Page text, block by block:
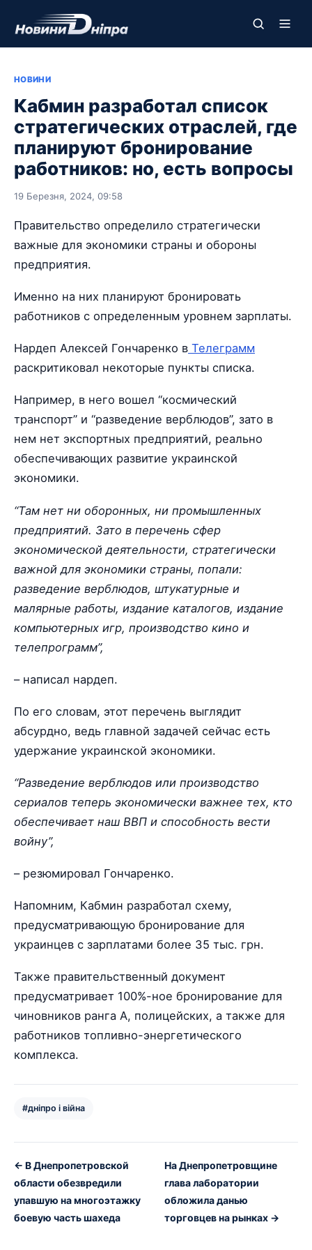
НОВИНИ
Кабмин разработал список
стратегических отраслей, где
планируют бронирование
работников: но, есть вопросы
19 Березня, 2024, 09:58
Правительство определило стратегически
важные для экономики страны и обороны
предприятия.
Именно на них планируют бронировать
работников с определенным уровнем зарплаты.
Нардеп Алексей Гончаренко в Телеграмм
раскритиковал некоторые пункты списка.
Например, в него вошел “космический
транспорт” и “разведение верблюдов”, зато в
нем нет экспортных предприятий, реально
обеспечивающих развитие украинской
экономики.
“Там нет ни оборонных, ни промышленных
предприятий. Зато в перечень сфер
экономической деятельности, стратегически
важной для экономики страны, попали:
разведение верблюдов, штукатурные и
малярные работы, издание каталогов, издание
компьютерных игр, производство кино и
телепрограмм”,
– написал нардеп.
По его словам, этот перечень выглядит
абсурдно, ведь главной задачей сейчас есть
удержание украинской экономики.
“Разведение верблюдов или производство
сериалов теперь экономически важнее тех, кто
обеспечивает наш ВВП и способность вести
войну”,
– резюмировал Гончаренко.
Напомним, Кабмин разработал схему,
предусматривающую бронирование для
украинцев с зарплатами более 35 тыс. грн.
Также правительственный документ
предусматривает 100%-ное бронирование для
чиновников ранга А, полицейских, а также для
работников топливно-энергетического
комплекса.
#дніпро і війна
← В Днепропетровской
области обезвредили
упавшую на многоэтажку
боевую часть шахеда
На Днепропетровщине
глава лаборатории
обложила данью
торговцев на рынках →